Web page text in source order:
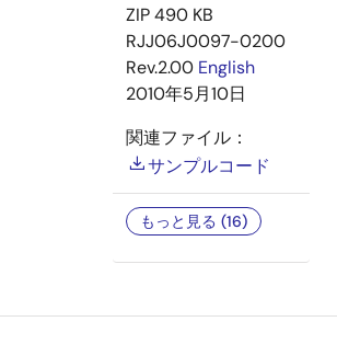
ZIP490 KB
RJJ06J0097-0200
Rev.2.00 English
2010年5月10日
関連ファイル：
サンプルコード
もっと見る (16)